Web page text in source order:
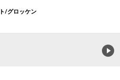
/グロッケン